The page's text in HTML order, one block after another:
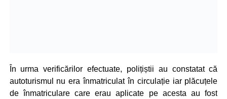
În urma verificărilor efectuate, polițiștii au constatat că
autoturismul nu era înmatriculat în circulație iar plăcuțele
de înmatriculare care erau aplicate pe acesta au fost